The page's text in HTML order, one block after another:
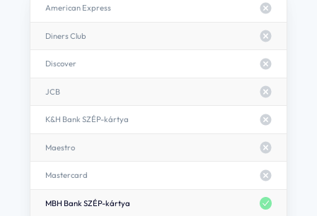
American Express
Diners Club
Discover
JCB
K&H Bank SZÉP-kártya
Maestro
Mastercard
MBH Bank SZÉP-kártya
Információk az adatkezelésről